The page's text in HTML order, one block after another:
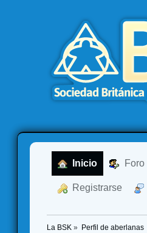
Inicio Foro
Registrarse
La BSK » Perfil de aberlanas